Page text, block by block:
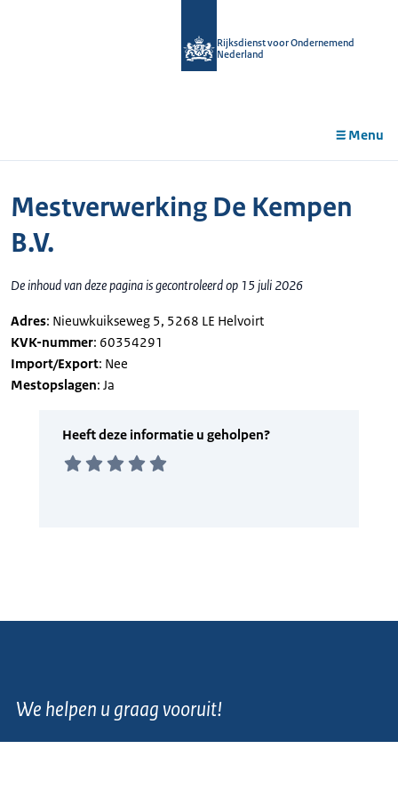
Rijksdienst voor Ondernemend
Nederland
Menu
Mestverwerking De Kempen
B.V.
De inhoud van deze pagina is gecontroleerd op 15 juli 2026
Adres: Nieuwkuikseweg 5, 5268 LE Helvoirt
KVK-nummer: 60354291
Import/Export: Nee
Mestopslagen: Ja
We helpen u graag vooruit!